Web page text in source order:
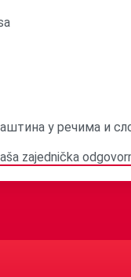
у речима и
zajednička